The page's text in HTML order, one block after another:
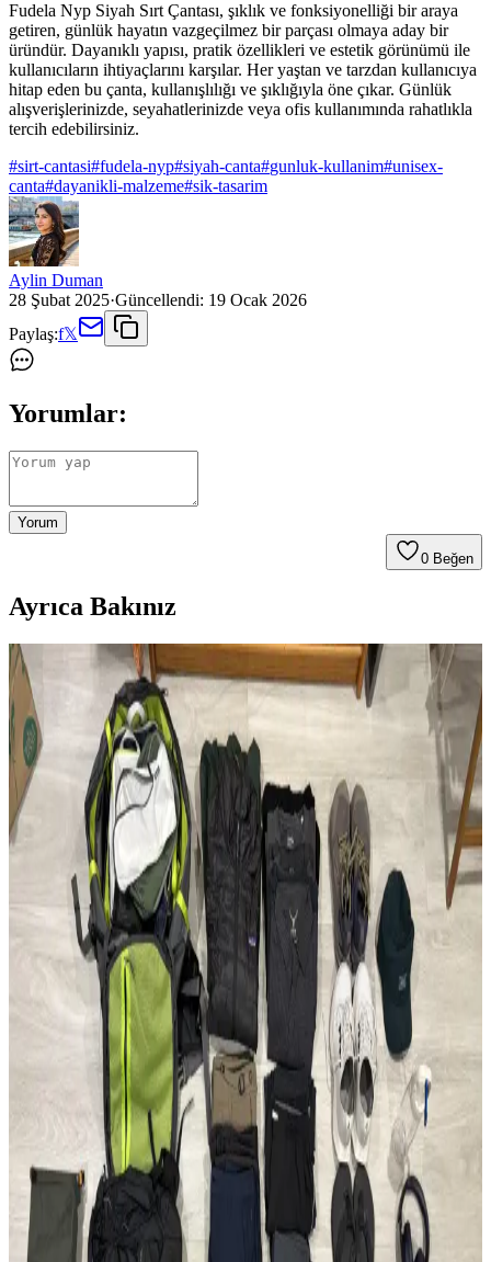
Fudela Nyp Siyah Sırt Çantası, şıklık ve fonksiyonelliği bir araya
getiren, günlük hayatın vazgeçilmez bir parçası olmaya aday bir
üründür. Dayanıklı yapısı, pratik özellikleri ve estetik görünümü ile
kullanıcıların ihtiyaçlarını karşılar. Her yaştan ve tarzdan kullanıcıya
hitap eden bu çanta, kullanışlılığı ve şıklığıyla öne çıkar. Günlük
alışverişlerinizde, seyahatlerinizde veya ofis kullanımında rahatlıkla
tercih edebilirsiniz.
#sirt-cantasi#fudela-nyp#siyah-canta#gunluk-kullanim#unisex-
canta#dayanikli-malzeme#sik-tasarim
Aylin Duman
28 Şubat 2025·Güncellendi: 19 Ocak 2026
Paylaş:f𝕏
Yorumlar:
Yorum
0 Beğen
Ayrıca Bakınız
Modifiye Edilmiş Vintage REI Sırt Çantası: Hafiflik
ve Fonksiyonellik Üzerine Teknik İnceleme
Vintage REI sırt çantasının modifikasyonları, hafiflik ve
fonksiyonelliği artırarak günlük kullanım ve seyahat için optimize
edilmiştir. Teknik müdahaleler ergonomi ve dayanıklılığı
güçlendirmektedir.
Çoklu Sırt Çantası Koleksiyonu ve Onebag Seyahat
Konseptinde Kullanım İncelemesi
Çeşitli sırt çantalarının kullanım alanları, özellikleri ve onebag
seyahat konseptindeki rolleri incelenerek, ideal çanta seçimi ve
fonksiyonellik dengesi üzerine kapsamlı bilgiler sunulmaktadır.
Fjällräven Kånken 16L ile 15 Günlük Yaz
Seyahatinde Hafif ve Verimli Paketleme
Fjällräven Kånken 16L sırt çantasıyla 15 günlük yaz seyahati için
hafif ve düzenli paketleme yöntemleri, ergonomik özellikler ve
seyahat deneyimleri detaylandırılıyor.
22.5L ve Kişisel Eşya ile Seyahat veya Tek 30L Sırt
Çantası Tercihi: Hava Yolu Kısıtlamaları ve Konfor
Seyahatlerde 22.5L sırt çantası ve kişisel eşya kombinasyonu ile tek
28-30L sırt çantası arasındaki avantajlar, hava yolu kısıtlamaları ve
taşıma konforu açısından karşılaştırılıyor.